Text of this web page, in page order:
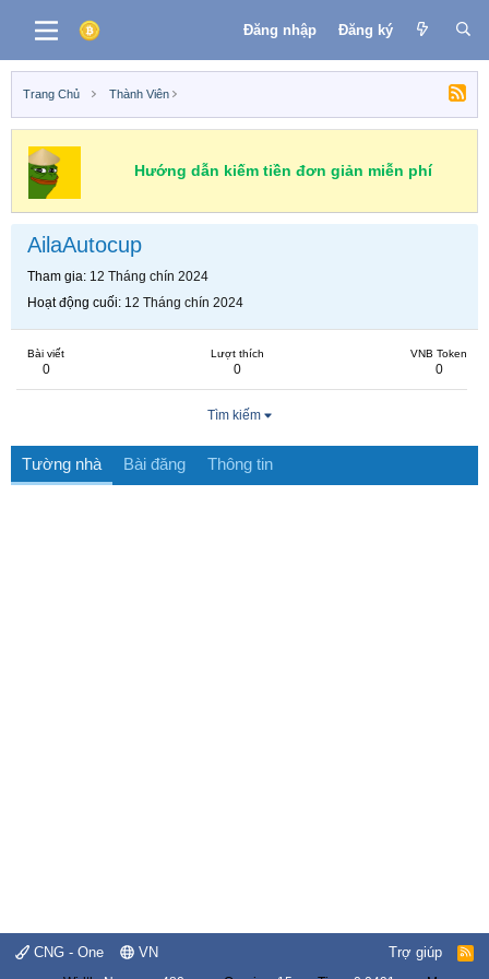
Đăng nhập Đăng ký
Trang Chủ Thành Viên
Hướng dẫn kiếm tiền đơn giản miễn phí
AilaAutocup
Tham gia 12 Tháng chín 2024
Hoạt động cuối 12 Tháng chín 2024
Bài viết
0
Lượt thích
0
VNB Token
0
Tìm kiếm
Tường nhà Bài đăng Thông tin
CNG - One VN Trợ giúp
R